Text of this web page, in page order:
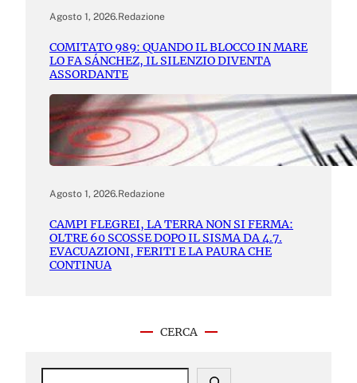
Agosto 1, 2026.Redazione
COMITATO 989: QUANDO IL BLOCCO IN MARE
LO FA SÁNCHEZ, IL SILENZIO DIVENTA
ASSORDANTE
Agosto 1, 2026.Redazione
CAMPI FLEGREI, LA TERRA NON SI FERMA:
OLTRE 60 SCOSSE DOPO IL SISMA DA 4.7.
EVACUAZIONI, FERITI E LA PAURA CHE
CONTINUA
CERCA
S